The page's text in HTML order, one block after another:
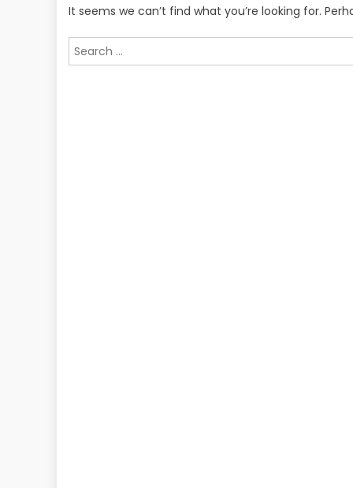
It seems we can’t find what you’re looking for.
Search
for: